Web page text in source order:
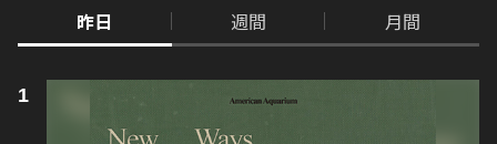
昨日 週間 月間